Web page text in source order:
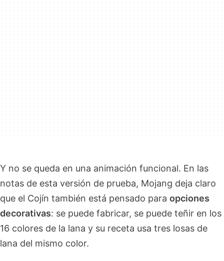
Y no se queda en una animación funcional. En las
notas de esta versión de prueba, Mojang deja claro
que el Cojín también está pensado para opciones
decorativas: se puede fabricar, se puede teñir en los
16 colores de la lana y su receta usa tres losas de
lana del mismo color.